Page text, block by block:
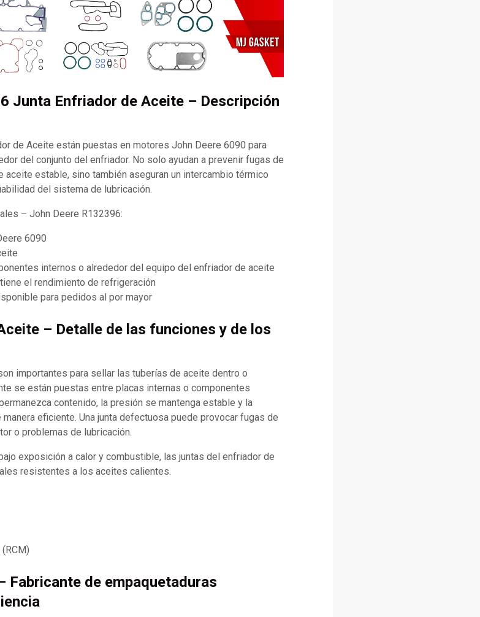
Junta Enfriador de Aceite – Descripción
de Aceite están puestas en motores John Deere 6090 para
del conjunto del enfriador. No solo ayudan a prevenir fugas de
aceite estable, sino también aseguran un intercambio térmico
del sistema de lubricación.
– John Deere R132396:
6090
internos o alrededor del equipo del enfriador de aceite
el rendimiento de refrigeración
para pedidos al por mayor
– Detalle de las funciones y de los
importantes para sellar las tuberías de aceite dentro o
se están puestas entre placas internas o componentes
contenido, la presión se mantenga estable y la
eficiente. Una junta defectuosa puede provocar fugas de
o problemas de lubricación.
exposición a calor y combustible, las juntas del enfriador de
resistentes a los aceites calientes.
Fabricante de empaquetaduras